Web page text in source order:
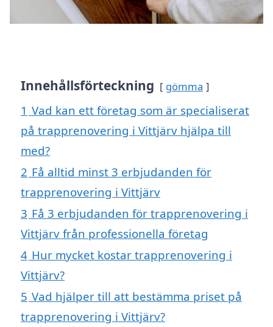
Innehållsförteckning gömma
1 Vad kan ett företag som är specialiserat
på trapprenovering i Vittjärv hjälpa till
med?
2 Få alltid minst 3 erbjudanden för
trapprenovering i Vittjärv
3 Få 3 erbjudanden för trapprenovering i
Vittjärv från professionella företag
4 Hur mycket kostar trapprenovering i
Vittjärv?
5 Vad hjälper till att bestämma priset på
trapprenovering i Vittjärv?